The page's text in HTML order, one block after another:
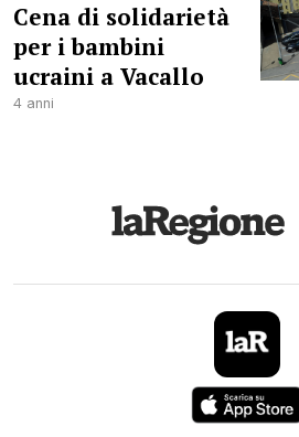
Cena di solidarietà
per i bambini
ucraini a Vacallo
4 anni